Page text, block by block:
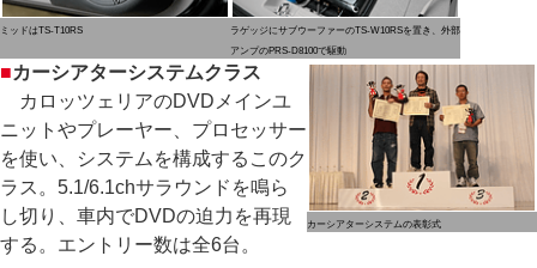
ミッドはTS-T10RS
ラゲッジにサブウーファーのTS-W10RSを置き、外部
アンプのPRS-D8100で駆動
カーシアターシステムの表彰式
■カーシアターシステムクラス
カロッツェリアのDVDメインユ
ニットやプレーヤー、プロセッサー
を使い、システムを構成するこのク
ラス。5.1/6.1chサラウンドを鳴ら
し切り、車内でDVDの迫力を再現
する。エントリー数は全6台。